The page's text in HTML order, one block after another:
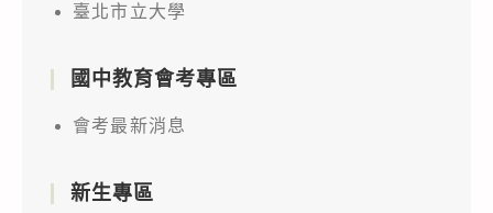
臺北市立大學
國中教育會考專區
會考最新消息
新生專區